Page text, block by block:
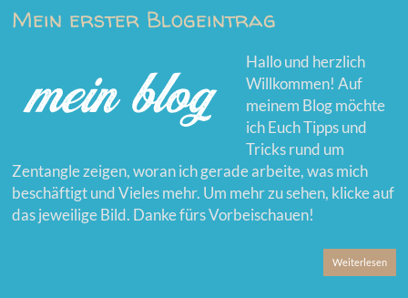
Mein erster Blogeintrag
Hallo und herzlich
Willkommen! Auf
meinem Blog möchte
ich Euch Tipps und
Tricks rund um
Zentangle zeigen, woran ich gerade arbeite, was mich
beschäftigt und Vieles mehr. Um mehr zu sehen, klicke auf
das jeweilige Bild. Danke fürs Vorbeischauen!
Weiterlesen